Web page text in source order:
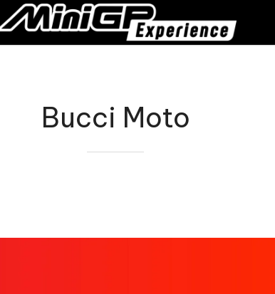
Bucci Moto